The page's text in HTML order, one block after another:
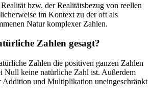
bzw. der Realitätsbezug von reellen
im Kontext zu der oft als
Natur komplexer Zahlen.
Zahlen gesagt?
Zahlen die positiven ganzen Zahlen
Null keine natürliche Zahl ist. Außerdem
Addition und Multiplikation uneingeschränkt